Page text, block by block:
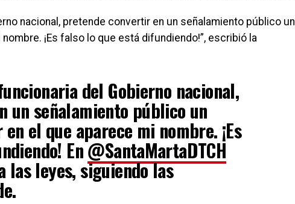
nacional, pretende convertir en un señalamiento público un
¡Es falso lo que está difundiendo!”, escribió la
del Gobierno nacional,
un señalamiento público un
el que aparece mi nombre. ¡Es
En@SantaMartaDTCH
las leyes, siguiendo las